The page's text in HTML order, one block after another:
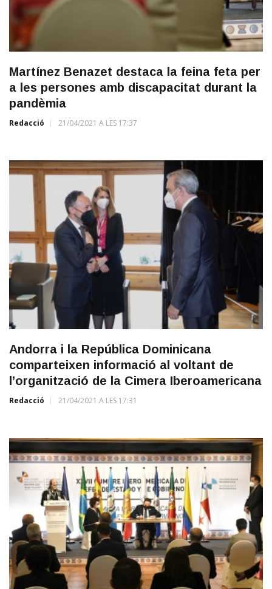
Martínez Benazet destaca la feina feta per
a les persones amb discapacitat durant la
pandèmia
Redacció 21/04/2021 A LES 17:37
Andorra i la República Dominicana
comparteixen informació al voltant de
l’organització de la Cimera Iberoamericana
Redacció 21/04/2021 A LES 17:31